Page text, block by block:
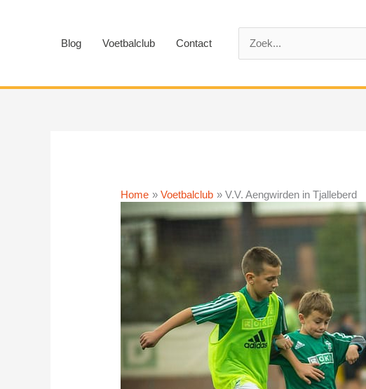
Blog Voetbalclub Contact
Home Voetbalclub V.V. Aengwirden in Tjalleberd